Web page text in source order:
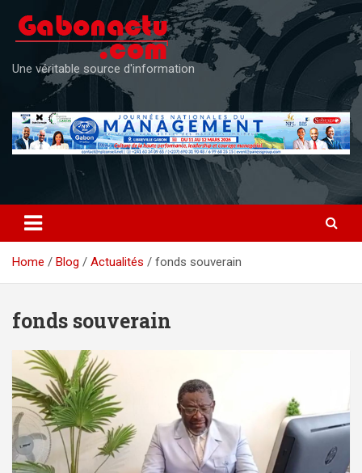
content
Une véritable source d'information
Home Blog Actualités fonds souverain
fonds souverain